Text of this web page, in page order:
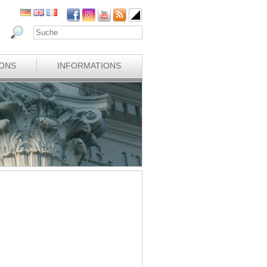
INFORMATIONS